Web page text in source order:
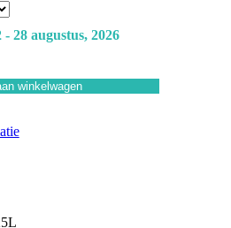
28 augustus, 2026
winkelwagen